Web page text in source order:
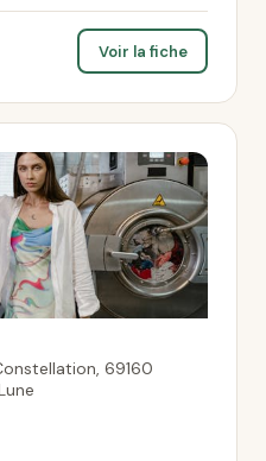
Voir la fiche
69160